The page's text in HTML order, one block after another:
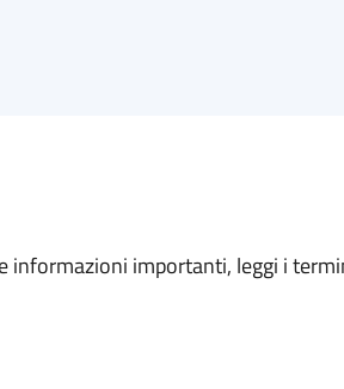
informazioni importanti, leggi i